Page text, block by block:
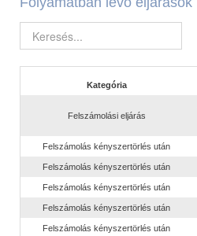
Kategória
Felszámolási eljárás
Felszámolás kényszertörlés után
Felszámolás kényszertörlés után
Felszámolás kényszertörlés után
Felszámolás kényszertörlés után
Felszámolás kényszertörlés után